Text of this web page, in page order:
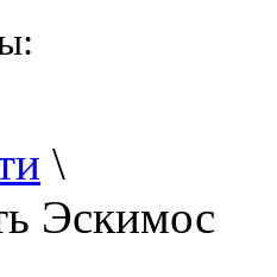
\
Эскимос